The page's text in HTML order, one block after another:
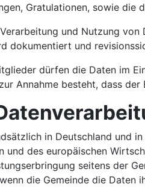
Gratulationen, sowie die
und Nutzung
dokumentiert und
dürfen die Daten im
Annahme besteht, dass
in Deutschland und
und des europäischen
seitens der
die Gemeinde die